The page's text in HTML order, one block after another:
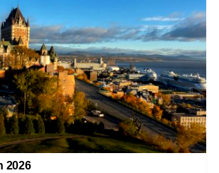
2026